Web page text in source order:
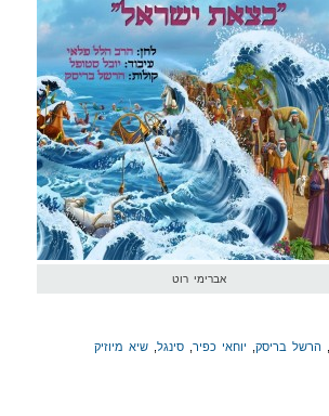
אברימי רוט
הרשל בריסק יוחאי כפיר סינגל שיא מיוזיק